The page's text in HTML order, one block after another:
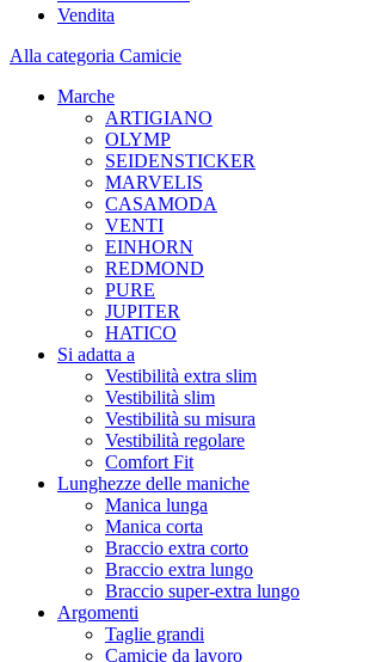
Vendita
Alla categoria Camicie
Marche
ARTIGIANO
OLYMP
SEIDENSTICKER
MARVELIS
CASAMODA
VENTI
EINHORN
REDMOND
PURE
JUPITER
HATICO
Si adatta a
Vestibilità extra slim
Vestibilità slim
Vestibilità su misura
Vestibilità regolare
Comfort Fit
Lunghezze delle maniche
Manica lunga
Manica corta
Braccio extra corto
Braccio extra lungo
Braccio super-extra lungo
Argomenti
Taglie grandi
Camicie da lavoro